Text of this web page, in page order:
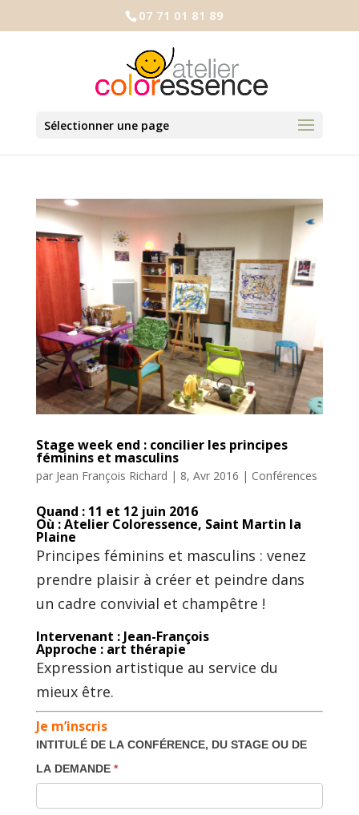
07 71 01 81 89
Sélectionner une page
Stage week end : concilier les principes
féminins et masculins
par Jean François Richard | 8, Avr 2016 | Conférences
Quand : 11 et 12 juin 2016
Où : Atelier Coloressence, Saint Martin la
Plaine
Principes féminins et masculins : venez
prendre plaisir à créer et peindre dans
un cadre convivial et champêtre !
Intervenant : Jean-François
Approche : art thérapie
Expression artistique au service du
mieux être.
Je m’inscris
INTITULÉ DE LA CONFÉRENCE, DU STAGE OU DE
LA DEMANDE *